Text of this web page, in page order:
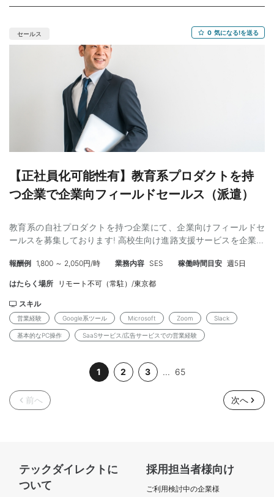
新たに導入いただいた企業様向けのオンライン説明会やオンボー
でご安心ください! 【必須条件】 ・基本的なコミュニケーションス
キルをお持ちの方 （営業の他、接客・販売等の対人業務経験が
あれば活かせます!） ・Google 系ツール、Microsoft、Zoom、
Slack を問題なく使用できる方 ・基本的な PC 操作が可能な方
（両手でのタッチタイピング、コピー&ペーストなど） ・就業中
の禁煙に同意いただける方 ※就業中の禁煙に関しましてはかなり厳
しい社内ルールとさせていただいておりますので あらかじめ同意
いただけない場合は不可となります。 【歓迎条件】 ・教育業界に
興味がある方 ・SaaSサービスや、広告サービスでの営業経験
【オススメポイント】 業界内でトップシェアを誇るサービスに携
る職場です! 正社員化の可能性もございます! 【身だしなみ】 ・服
装:自由（常識的な範囲で自由です。デニム、スニーカーOK） ※
ネイルやピアスも可能です! ■以下は禁止 (1)サンダル、つっか
トップ/ランニング、過度なミニスカート等、肌の露出が多い服装
(3)過度に破れたジーパンや清潔感のない服装 (4)極端に派手な髪
交通費支給あり/月最大2万円まで 【勤務条件】 ・雇用形態 ：派
遣社員 ※弊社と雇用契約を結び、弊社クライアント
月ごとの更新想定） ・勤務時間 ：9:00～18:00 休憩1h ・勤
務曜日 ：月～金 （週5日稼働） ・勤務地 ：東京都港区 ・
最寄り駅 ：各線 大門駅/浜松町駅/芝公園駅 【応募後の流れ】 応
募内容の確認 ↓ 弊社担当者との面談 ↓ クライアントとの面談
セールス 0 気になる!を送る
【正社員化可能性有】教育系プロダクトを持
つ企業で企業向フィールドセールス（派遣）
教育系の自社プロダクトを持つ企業にて、企業向けフィールドセ
ールスを募集しております! 高校生向け進路支援サービスを企業の
現在急速にシェアを伸ばしているプロダクトのため、増員を検討
しております。 また研修もあるため、参画後もチームで協力しな
・企業の採用担当へのオンライン商談 ・企業が抱える課題のヒア
リング ・「Handy進路指導室」のサービス説明、導入提案 ・商談
内容の入力、社内担当への共有 ・受注に向けたフォロー対応 など
インサイドセールスが事前にアポイント取得や必要な情報整理を
じ、課題ヒアリングから提案・受注までを担当します。 【研修】
・入職後、随時実施予定ですのでご安心ください! 【必須条件】 ・
営業経験 1年以上 ・Google 系ツール、Microsoft、Zoom、Slack
を問題なく使用できる方 ・基本的な PC 操作が可能な方（両手で
る方 ・SaaSサービスや、広告サービスでの営業経験 【オススメ
ポイント】 業界内でトップシェアを誇るサービスに携わることが
報酬例 1,800 ～ 2,050円/時 業務内容 SES 稼働時間目安 週5日
はたらく場所 リモート不可（常駐）/東京都
スキル
営業経験 Google系ツール Microsoft Zoom Slack
基本的なPC操作 SaaSサービス/広告サービスでの営業経験
1 2 3 ... 65
前へ 次へ
テックダイレクトに
ついて
採用担当者様向け
ご利用検討中の企業様